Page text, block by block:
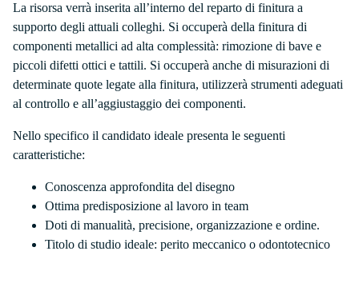
La risorsa verrà inserita all’interno del reparto di finitura a
supporto degli attuali colleghi. Si occuperà della finitura di
componenti metallici ad alta complessità: rimozione di bave e
piccoli difetti ottici e tattili. Si occuperà anche di misurazioni di
determinate quote legate alla finitura, utilizzerà strumenti adeguati
al controllo e all’aggiustaggio dei componenti.
Nello specifico il candidato ideale presenta le seguenti
caratteristiche:
Conoscenza approfondita del disegno
Ottima predisposizione al lavoro in team
Doti di manualità, precisione, organizzazione e ordine.
Titolo di studio ideale: perito meccanico o odontotecnico